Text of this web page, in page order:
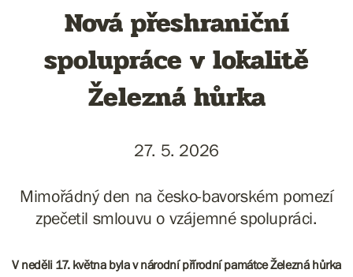
Nová přeshraniční
spolupráce v lokalitě
Železná hůrka
27. 5. 2026
Mimořádný den na česko-bavorském pomezí
zpečetil smlouvu o vzájemné spolupráci.
V neděli 17. května byla v národní přírodní památce Železná hůrka